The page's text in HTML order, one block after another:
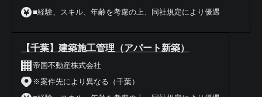
■経験、スキル、年齢を考慮の上、同社規定により優遇
【千葉】建築施工管理（アパート新築）
帝国不動産株式会社
※案件先により異なる（千葉）